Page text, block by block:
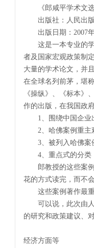
《郎咸平学术文
出版社：人民出
出版日期：2007
这是一本专业的学
者及国家宏观政策制
大量的学术论文，并
在全球名列前茅，堪
《操纵》、《标本》
作的出版，在我国政
1、围绕中国企业
2、哈佛案例重主
3、被列入哈佛案例
4、重点式的分类
郎教授的这些案例
花的方式读完，而不
这些案例著作最重
可以说，此次由人
的研究和政策建议、
经济方面等